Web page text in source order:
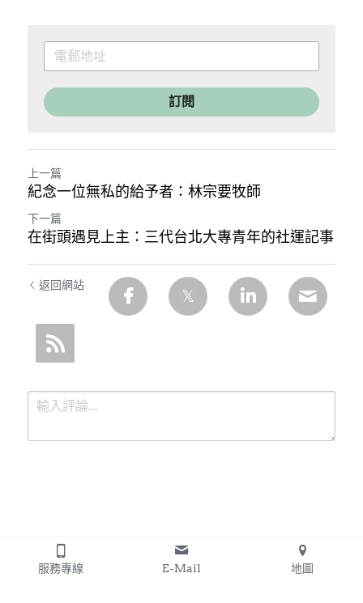
訂閱
上一篇
紀念一位無私的給予者：林宗要牧師
下一篇
在街頭遇見上主：三代台北大專青年的社運記事
返回網站
提交
服務專線 E-Mail 地圖